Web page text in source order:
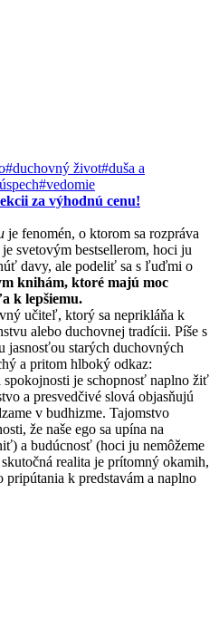
#duchovný život#duša a
#vedomie
za výhodnú cenu!
je fenomén, o ktorom sa rozpráva
svetovým bestsellerom, hoci ju
davy, ale podeliť sa s ľuďmi o
knihám, ktoré majú moc
k lepšiemu.
učiteľ, ktorý sa neprikláňa k
alebo duchovnej tradícii. Píše s
jasnosťou starých duchovných
a pritom hlboký odkaz:
spokojnosti je schopnosť naplno žiť
a presvedčivé slová objasňujú
v budhizme. Tajomstvo
že naše ego sa upína na
a budúcnosť (hoci ju nemôžeme
realita je prítomný okamih,
k predstavám a naplno